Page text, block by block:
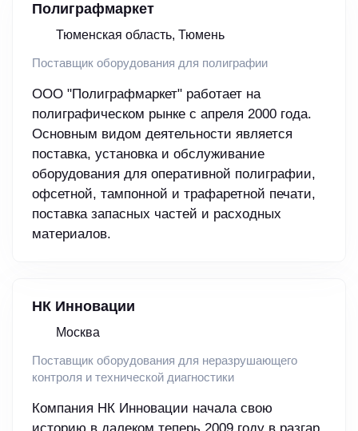
Полиграфмаркет
Тюменская область, Тюмень
Поставщик оборудования для полиграфии
ООО "Полиграфмаркет" работает на
полиграфическом рынке с апреля 2000 года.
Основным видом деятельности является
поставка, установка и обслуживание
оборудования для оперативной полиграфии,
офсетной, тампонной и трафаретной печати,
поставка запасных частей и расходных
материалов.
НК Инновации
Москва
Поставщик оборудования для неразрушающего
контроля и технической диагностики
Компания НК Инновации начала свою